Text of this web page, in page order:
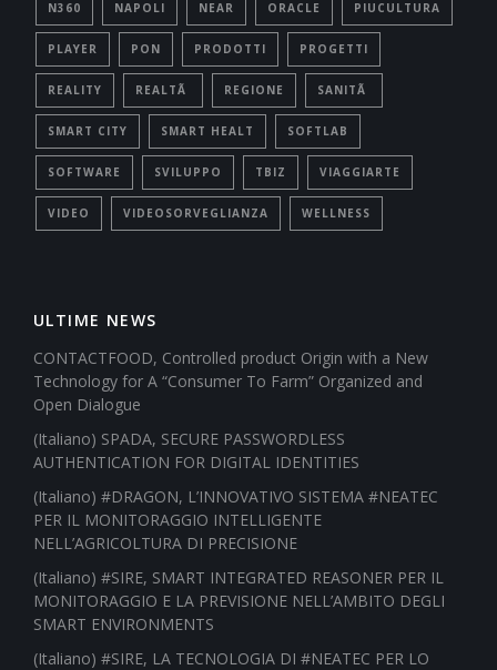
N360 NAPOLI NEAR ORACLE PIUCULTURA
PLAYER PON PRODOTTI PROGETTI
REALITY REALTÃ REGIONE SANITÃ
SMART CITY SMART HEALT SOFTLAB
SOFTWARE SVILUPPO TBIZ VIAGGIARTE
VIDEO VIDEOSORVEGLIANZA WELLNESS
ULTIME NEWS
CONTACTFOOD, Controlled product Origin with a New
Technology for A “Consumer To Farm” Organized and
Open Dialogue
(Italiano) SPADA, SECURE PASSWORDLESS
AUTHENTICATION FOR DIGITAL IDENTITIES
(Italiano) #DRAGON, L’INNOVATIVO SISTEMA #NEATEC
PER IL MONITORAGGIO INTELLIGENTE
NELL’AGRICOLTURA DI PRECISIONE
(Italiano) #SIRE, SMART INTEGRATED REASONER PER IL
MONITORAGGIO E LA PREVISIONE NELL’AMBITO DEGLI
SMART ENVIRONMENTS
(Italiano) #SIRE, LA TECNOLOGIA DI #NEATEC PER LO